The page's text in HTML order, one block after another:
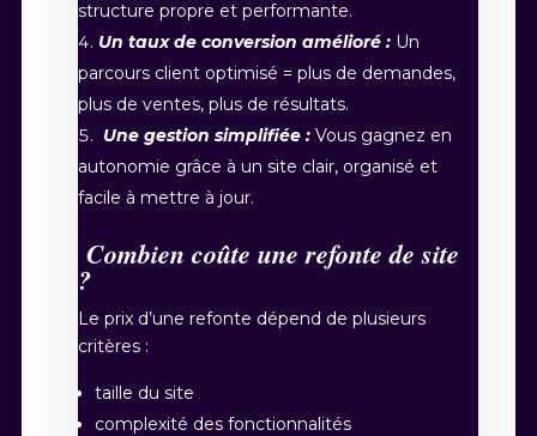
structure propre et performante.
Un taux de conversion amélioré : Un
parcours client optimisé = plus de demandes,
plus de ventes, plus de résultats.
Une gestion simplifiée : Vous gagnez en
autonomie grâce à un site clair, organisé et
facile à mettre à jour.
Combien coûte une refonte de site
?
Le prix d’une refonte dépend de plusieurs
critères :
taille du site
complexité des fonctionnalités